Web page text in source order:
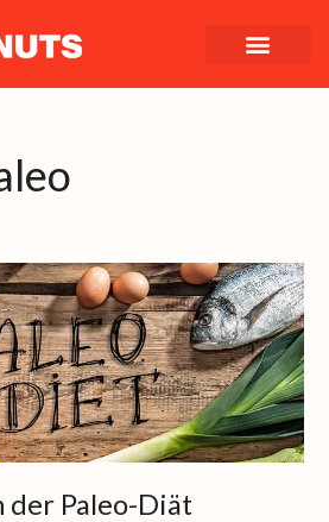
der Paleo-Diät
Erdmandeln
in
der
Paleo-
Diät